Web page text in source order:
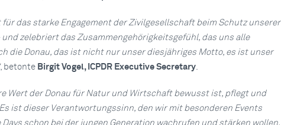
für das starke Engagement der Zivilgesellschaft beim Schutz unserer
und zelebriert das Zusammengehörigkeitsgefühl, das uns alle
die Donau, das ist nicht nur unser diesjähriges Motto, es ist unser
, betonte Birgit Vogel, ICPDR Executive Secretary.
Wert der Donau für Natur und Wirtschaft bewusst ist, pflegt und
ist dieser Verantwortungssinn, den wir mit besonderen Events
schon bei der jungen Generation wachrufen und stärken wollen.